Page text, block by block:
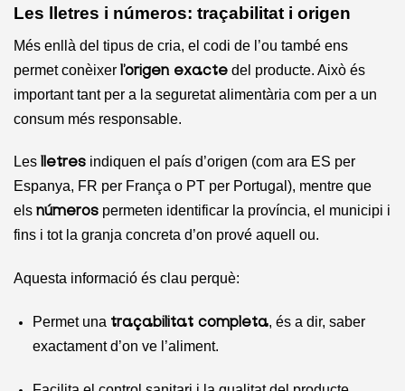
Les lletres i números: traçabilitat i origen
Més enllà del tipus de cria, el codi de l’ou també ens
permet conèixer l’origen exacte del producte. Això és
important tant per a la seguretat alimentària com per a un
consum més responsable.
Les lletres indiquen el país d’origen (com ara ES per
Espanya, FR per França o PT per Portugal), mentre que
els números permeten identificar la província, el municipi i
fins i tot la granja concreta d’on prové aquell ou.
Aquesta informació és clau perquè:
Permet una traçabilitat completa, és a dir, saber
exactament d’on ve l’aliment.